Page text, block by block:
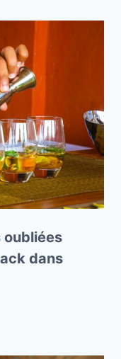
oubliées
dans